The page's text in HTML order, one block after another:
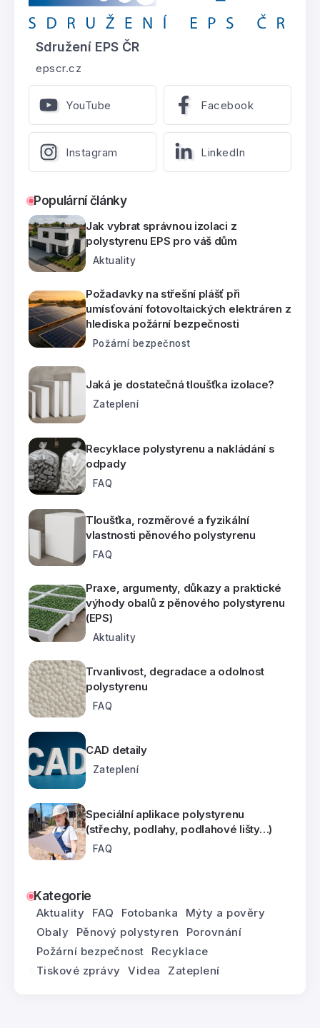
Sdružení EPS ČR
epscr.cz
YouTube Facebook
Instagram LinkedIn
Populární články
Jak vybrat správnou izolaci z
polystyrenu EPS pro váš dům
Aktuality
Požadavky na střešní plášť při
umísťování fotovoltaických elektráren z
hlediska požární bezpečnosti
Požární bezpečnost
Jaká je dostatečná tloušťka izolace?
Zateplení
Recyklace polystyrenu a nakládání s
odpady
FAQ
Tloušťka, rozměrové a fyzikální
vlastnosti pěnového polystyrenu
FAQ
Praxe, argumenty, důkazy a praktické
výhody obalů z pěnového polystyrenu
(EPS)
Aktuality
Trvanlivost, degradace a odolnost
polystyrenu
FAQ
CAD detaily
Zateplení
Speciální aplikace polystyrenu
(střechy, podlahy, podlahové lišty…)
FAQ
Kategorie
Aktuality FAQ Fotobanka
Mýty a pověry
Obaly
Pěnový polystyren
Porovnání
Požární bezpečnost
Recyklace
Tiskové zprávy
Videa Zateplení